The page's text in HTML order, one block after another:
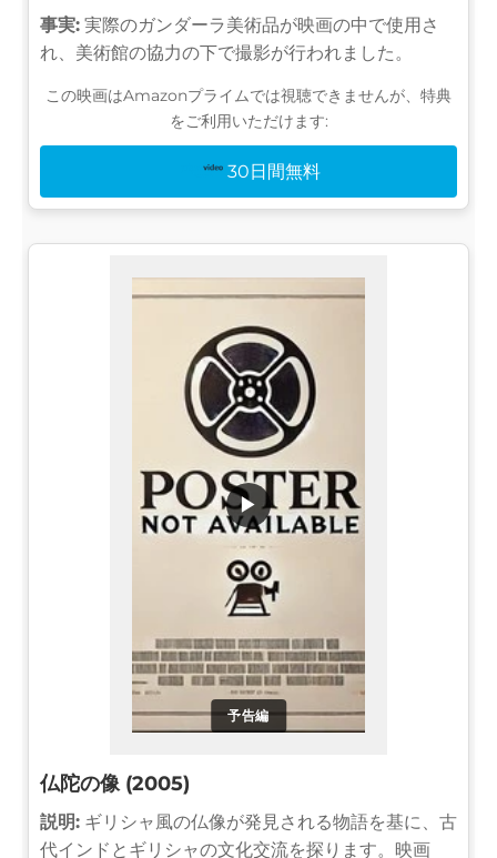
事実: 実際のガンダーラ美術品が映画の中で使用さ
れ、美術館の協力の下で撮影が行われました。
この映画はAmazonプライムでは視聴できませんが、特典
をご利用いただけます:
30日間無料
予告編
▶
仏陀の像 (2005)
説明: ギリシャ風の仏像が発見される物語を基に、古
代インドとギリシャの文化交流を探ります。映画